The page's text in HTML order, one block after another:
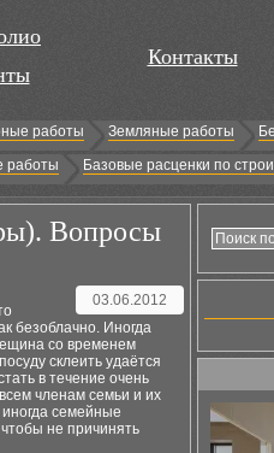
Контакты
работы Земляные работы
работы Базовые расценки по
Вопросы
03.06.2012
безоблачно. Иногда
со временем
склеить удаётся
в течение очень
членам семьи и их
иногда семейные
не причинять